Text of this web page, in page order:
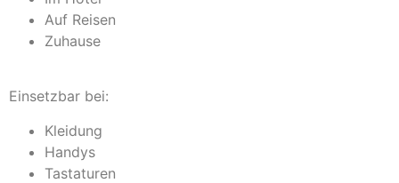
Auf Reisen
Zuhause
Einsetzbar bei:
Kleidung
Handys
Tastaturen